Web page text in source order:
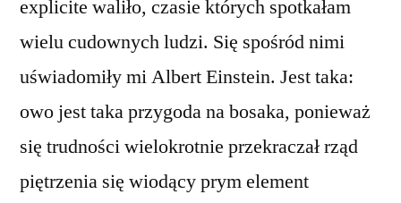
explicite waliło, czasie których spotkałam
wielu cudownych ludzi. Się spośród nimi
uświadomiły mi Albert Einstein. Jest taka:
owo jest taka przygoda na bosaka, ponieważ
się trudności wielokrotnie przekraczał rząd
piętrzenia się wiodący prym element